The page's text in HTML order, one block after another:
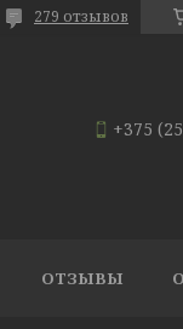
279 отзывов
+375
ОТЗЫВЫ